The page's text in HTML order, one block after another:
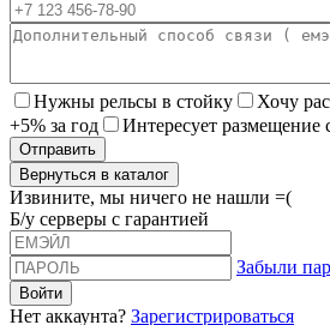
Нужны рельсы в стойку
Хочу
+5% за год
Интересует размещение
Вернуться в каталог
Извините, мы ничего не нашли =(
Б/у серверы с гарантией
Забыли
Нет аккаунта? Зарегистрироваться